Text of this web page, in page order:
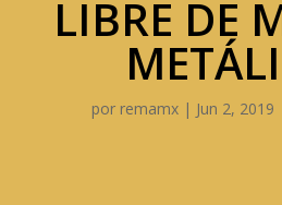
LIBRE DE
por remamx| Jun 2, 2019